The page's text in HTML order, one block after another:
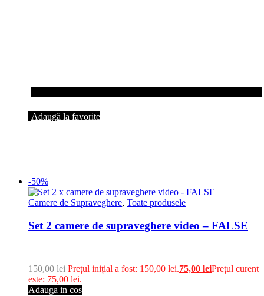
Adaugă la favorite
-50%
Camere de Supraveghere, Toate produsele
Set 2 camere de supraveghere video – FALSE
150,00lei Prețul inițial a fost: 150,00 lei.75,00 leiPrețul curent
este: 75,00 lei.
Adauga in cos